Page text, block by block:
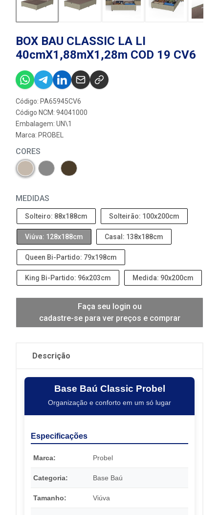
BOX BAU CLASSIC LA LI
40cmX1,88mX1,28m COD 19 CV6
Código: PA65945CV6
Código NCM: 94041000
Embalagem: UN\1
Marca: PROBEL
CORES
MEDIDAS
Solteiro: 88x188cm Solteirão: 100x200cm
Viúva: 128x188cm Casal: 138x188cm
Queen Bi-Partido: 79x198cm
King Bi-Partido: 96x203cm Medida: 90x200cm
Faça seu login ou
cadastre-se para ver preços e comprar
Descrição
Base Baú Classic Probel
Organização e conforto em um só lugar
Especificações
Marca: Probel
Categoria: Base Baú
Tamanho: Viúva